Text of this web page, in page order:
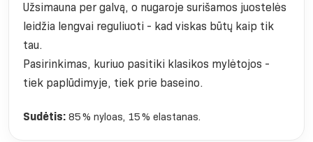
Užsimauna per galvą, o nugaroje surišamos juostelės
leidžia lengvai reguliuoti - kad viskas būtų kaip tik
tau.
Pasirinkimas, kuriuo pasitiki klasikos mylėtojos -
tiek paplūdimyje, tiek prie baseino.
Sudėtis: 85 % nyloas, 15 % elastanas.